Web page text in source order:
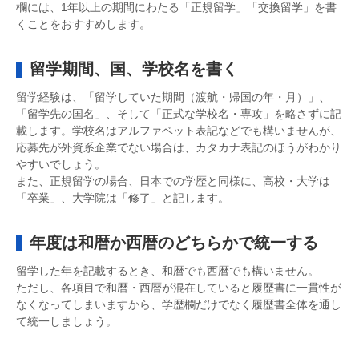
欄には、1年以上の期間にわたる「正規留学」「交換留学」を書
くことをおすすめします。
留学期間、国、学校名を書く
留学経験は、「留学していた期間（渡航・帰国の年・月）」、
「留学先の国名」、そして「正式な学校名・専攻」を略さずに記
載します。学校名はアルファベット表記などでも構いませんが、
応募先が外資系企業でない場合は、カタカナ表記のほうがわかり
やすいでしょう。
また、正規留学の場合、日本での学歴と同様に、高校・大学は
「卒業」、大学院は「修了」と記します。
年度は和暦か西暦のどちらかで統一する
留学した年を記載するとき、和暦でも西暦でも構いません。
ただし、各項目で和暦・西暦が混在していると履歴書に一貫性が
なくなってしまいますから、学歴欄だけでなく履歴書全体を通し
て統一しましょう。